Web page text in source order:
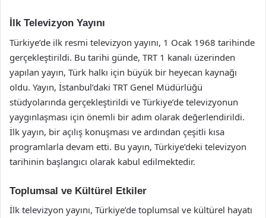
İlk Televizyon Yayını
Türkiye’de ilk resmi televizyon yayını, 1 Ocak 1968 tarihinde
gerçekleştirildi. Bu tarihi günde, TRT 1 kanalı üzerinden
yapılan yayın, Türk halkı için büyük bir heyecan kaynağı
oldu. Yayın, İstanbul’daki TRT Genel Müdürlüğü
stüdyolarında gerçekleştirildi ve Türkiye’de televizyonun
yaygınlaşması için önemli bir adım olarak değerlendirildi.
İlk yayın, bir açılış konuşması ve ardından çeşitli kısa
programlarla devam etti. Bu yayın, Türkiye’deki televizyon
tarihinin başlangıcı olarak kabul edilmektedir.
Toplumsal ve Kültürel Etkiler
İlk televizyon yayını, Türkiye’de toplumsal ve kültürel hayatı